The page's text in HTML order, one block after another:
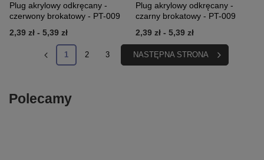
Plug akrylowy odkręcany -
czerwony brokatowy - PT-009
2,39 zł - 5,39 zł
Plug akrylowy odkręcany -
czarny brokatowy - PT-009
2,39 zł - 5,39 zł
1 2 3 NASTĘPNA STRONA
Polecamy